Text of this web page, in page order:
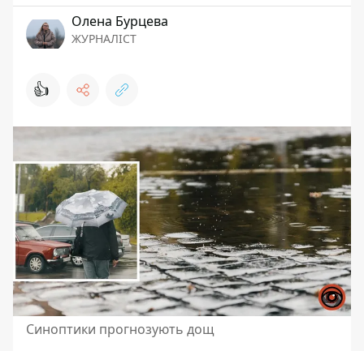
Олена Бурцева
ЖУРНАЛІСТ
👍
Синоптики прогнозують дощ